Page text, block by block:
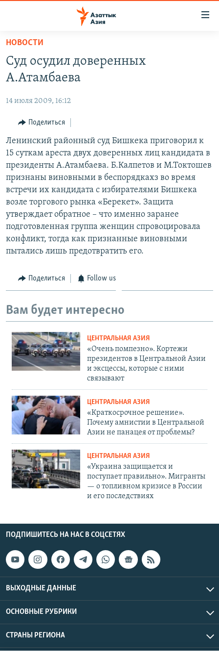
Вернуться
основному
содержанию
навигации
Вернутся
поиску
КАЗАХСТАН
УЗБЕКИСТАН
ТАДЖИКИСТАН
НОВОСТИ
НА ДРУГИХ ЯЗЫКАХ
ҚАЗАҚША
КЫРГЫЗЧА
ЎЗБЕКЧА
ТОҶИКӢ
TÜRKMENÇE
Все сайты РСЕ/РС
НОВОСТИ
Суд осудил доверенных
А.Атамбаева
14 июля 2009, 16:12
Поделиться
Ленинский районный суд Бишкека приговорил к
15 суткам ареста двух доверенных лиц кандидата в
президенты А.Атамбаева. Б.Калпетов и М.Токтошев
признаны виновными в беспорядкахз во время
встречи их кандидата с избирателями Бишкека
возле торгового рынка «Берекет». Защита
утверждает обратное – что именно заранее
подготовленная группа женщин спровоцировала
конфликт, тогда как признанные виновными
пытались лишь предотвратить его.
Поделиться Follow us
Вам будет интересно
ЦЕНТРАЛЬНАЯ АЗИЯ
«Очень помпезно». Кортежи
президентов в Центральной Азии
и эксцессы, которые с ними
связывают
ЦЕНТРАЛЬНАЯ АЗИЯ
«Краткосрочное решение».
Почему амнистии в Центральной
Азии не панацея от проблемы?
ЦЕНТРАЛЬНАЯ АЗИЯ
«Украина защищается и
поступает правильно». Мигранты
— о топливном кризисе в России
и его последствиях
ПОДПИШИТЕСЬ НА НАС В СОЦСЕТЯХ
ВЫХОДНЫЕ ДАННЫЕ
ОСНОВНЫЕ РУБРИКИ
СТРАНЫ РЕГИОНА